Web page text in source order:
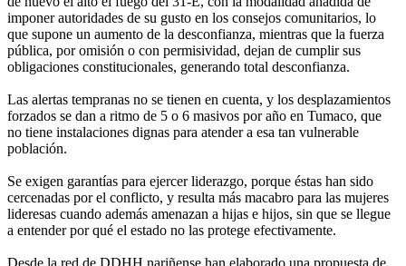
imponer autoridades de su gusto en los consejos comunitarios, lo
que supone un aumento de la desconfianza, mientras que la fuerza
pública, por omisión o con permisividad, dejan de cumplir sus
obligaciones constitucionales, generando total desconfianza.
Las alertas tempranas no se tienen en cuenta, y los desplazamientos
forzados se dan a ritmo de 5 o 6 masivos por año en Tumaco, que
no tiene instalaciones dignas para atender a esa tan vulnerable
población.
Se exigen garantías para ejercer liderazgo, porque éstas han sido
cercenadas por el conflicto, y resulta más macabro para las mujeres
lideresas cuando además amenazan a hijas e hijos, sin que se llegue
a entender por qué el estado no las protege efectivamente.
Desde la red de DDHH nariñense han elaborado una propuesta de